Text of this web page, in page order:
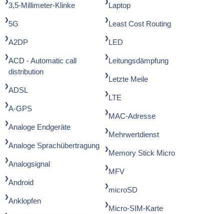
3,5-Millimeter-Klinke
5G
A2DP
ACD - Automatic call
distribution
ADSL
A-GPS
Analoge Endgeräte
Analoge Sprachübertragung
Analogsignal
Android
Anklopfen
Laptop
Least Cost Routing
LED
Leitungsdämpfung
Letzte Meile
LTE
MAC-Adresse
Mehrwertdienst
Memory Stick Micro
MFV
microSD
Micro-SIM-Karte